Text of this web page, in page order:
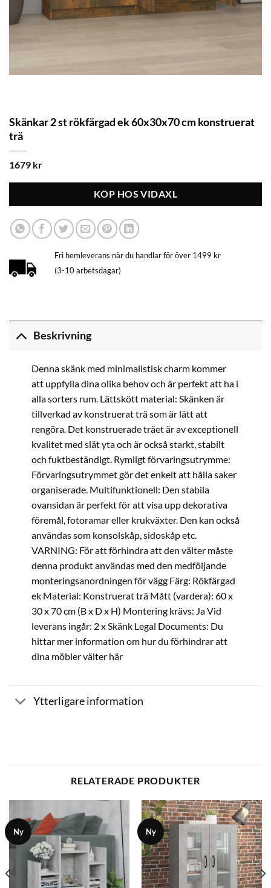
Skänkar 2 st rökfärgad ek 60x30x70 cm konstruerat
trä
1679 kr
KÖP HOS VIDAXL
Fri hemleverans när du handlar för över 1499 kr
(3-10 arbetsdagar)
Beskrivning
Denna skänk med minimalistisk charm kommer
att uppfylla dina olika behov och är perfekt att ha i
alla sorters rum. Lättskött material: Skänken är
tillverkad av konstruerat trä som är lätt att
rengöra. Det konstruerade träet är av exceptionell
kvalitet med slät yta och är också starkt, stabilt
och fuktbeständigt. Rymligt förvaringsutrymme:
Förvaringsutrymmet gör det enkelt att hålla saker
organiserade. Multifunktionell: Den stabila
ovansidan är perfekt för att visa upp dekorativa
föremål, fotoramar eller krukväxter. Den kan också
användas som konsolskåp, sidoskåp etc.
VARNING: För att förhindra att den välter måste
denna produkt användas med den medföljande
monteringsanordningen för vägg Färg: Rökfärgad
ek Material: Konstruerat trä Mått (vardera): 60 x
30 x 70 cm (B x D x H) Montering krävs: Ja Vid
leverans ingår: 2 x Skänk Legal Documents: Du
hittar mer information om hur du förhindrar att
dina möbler välter här
Ytterligare information
RELATERADE PRODUKTER
Ny Ny